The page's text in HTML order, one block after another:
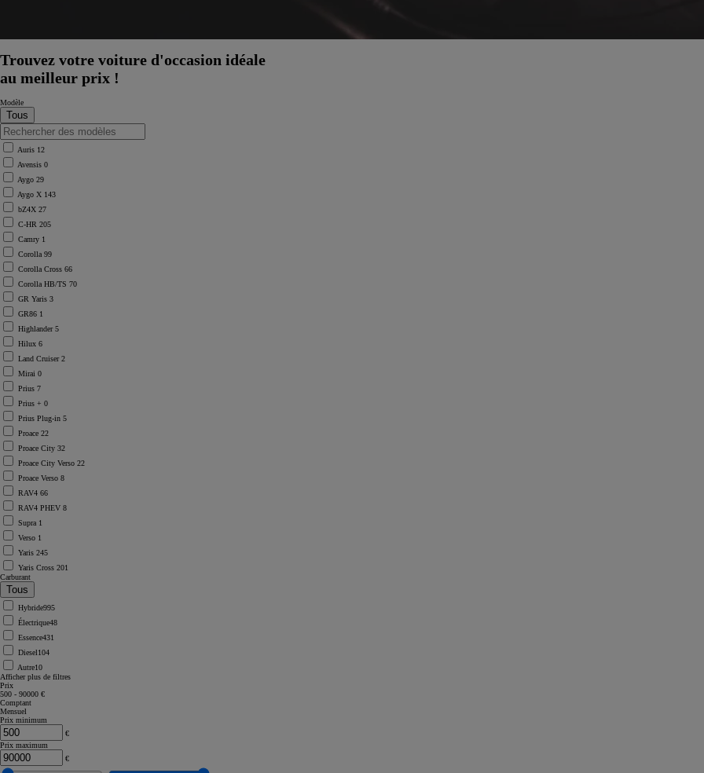
À partir de
Corolla Touring Sports
Trouvez votre voiture d'occasion idéale
au meilleur prix !
Modèle
Auris 12
Avensis 0
Aygo 29
Aygo X 143
bZ4X 27
C-HR 205
Camry 1
Corolla 99
Corolla Cross 66
Corolla HB/TS 70
GR Yaris 3
GR86 1
Highlander5
Hilux 6
Land Cruiser2
Mirai 0
Prius 7
Prius + 0
Prius Plug-in 5
Proace 22
Proace City 32
Proace City Verso 22
Proace Verso 8
RAV4 66
RAV4 PHEV 8
Supra 1
Verso 1
Yaris 245
Yaris Cross 201
Carburant
Hybride995
Électrique48
Essence431
Diesel104
Autre10
Afficher plus de filtres
Prix
500 - 90000 €
Comptant
Mensuel
Prix minimum
€
Prix maximum
€